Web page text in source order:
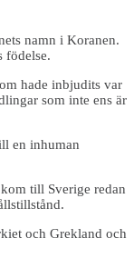
namn i Koranen.
födelse.
hade inbjudits var
som inte ens är
en inhuman
till Sverige redan
och Grekland och